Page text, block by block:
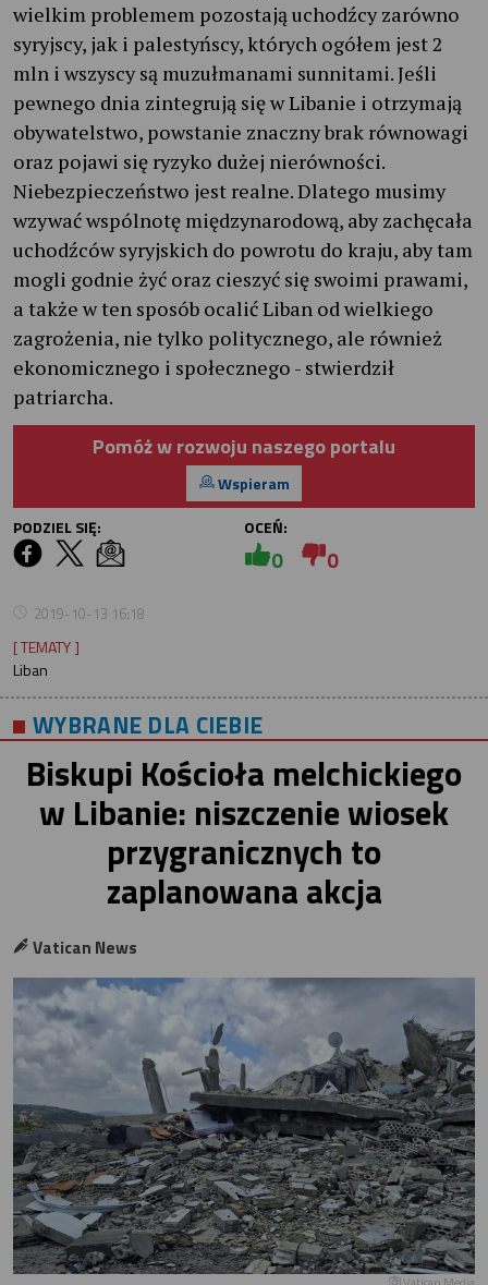
wielkim problemem pozostają uchodźcy zarówno
syryjscy, jak i palestyńscy, których ogółem jest 2
mln i wszyscy są muzułmanami sunnitami. Jeśli
pewnego dnia zintegrują się w Libanie i otrzymają
obywatelstwo, powstanie znaczny brak równowagi
oraz pojawi się ryzyko dużej nierówności.
Niebezpieczeństwo jest realne. Dlatego musimy
wzywać wspólnotę międzynarodową, aby zachęcała
uchodźców syryjskich do powrotu do kraju, aby tam
mogli godnie żyć oraz cieszyć się swoimi prawami,
a także w ten sposób ocalić Liban od wielkiego
zagrożenia, nie tylko politycznego, ale również
ekonomicznego i społecznego - stwierdził
patriarcha.
Pomóż w rozwoju naszego portalu
Wspieram
PODZIEL SIĘ:
OCEŃ:
0 0
2019-10-13 16:18
[ TEMATY ]
Liban
WYBRANE DLA CIEBIE
Biskupi Kościoła melchickiego
w Libanie: niszczenie wiosek
przygranicznych to
zaplanowana akcja
Vatican News